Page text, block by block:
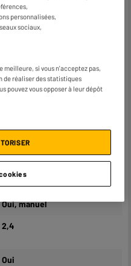
Blanc
88L
conservation de produits déjà
congelés 1 an
Oui, manuel
2,4
Oui
personnalisées,
sociaux,
meilleure, si vous n'acceptez pas,
de réaliser des statistiques
pouvez vous opposer à leur dépôt